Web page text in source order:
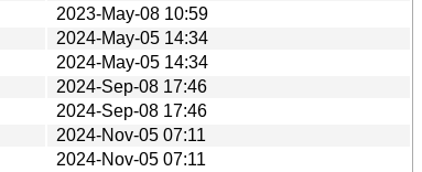
2023-May-08 10:59
2024-May-05 14:34
2024-May-05 14:34
2024-Sep-08 17:46
2024-Sep-08 17:46
2024-Nov-05 07:11
2024-Nov-05 07:11